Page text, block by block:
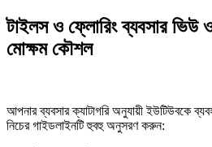
টাইলস ও ফ্লোরিং ব্যবসার ভিউ
মোক্ষম কৌশল
আপনার ব্যবসার ক্যাটাগরি অনুযায়ী ইউটিউবকে
নিচের গাইডলাইনটি হুবহু অনুসরণ করুন: